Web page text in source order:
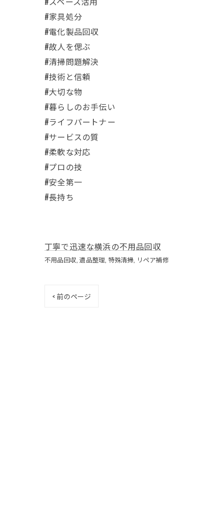
#家具処分
#電化製品回収
#故人を偲ぶ
#清掃問題解決
#技術と信頼
#大切な物
#暮らしのお手伝い
#ライフパートナー
#サービスの質
#柔軟な対応
#プロの技
#安全第一
#長持ち
丁寧で迅速な横浜の不用品回収
不用品回収 遺品整理 特殊清掃 リペア補修
< 前のページ